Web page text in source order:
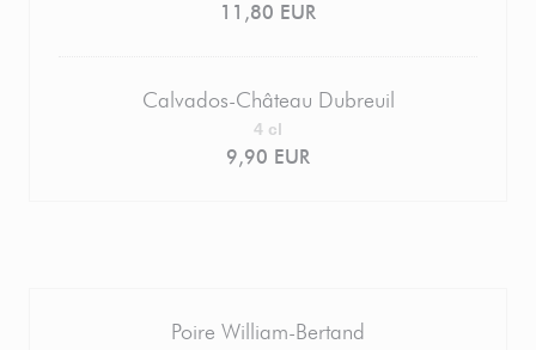
11,80 EUR
Calvados-Château Dubreuil
9,90 EUR
4 cl
Poire William-Bertand